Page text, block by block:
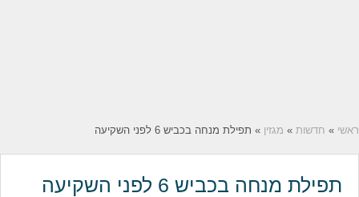
ראשי » חדשות » מגזין » תפילת מנחה בכביש 6 לפני השקיעה
תפילת מנחה בכביש 6 לפני השקיעה